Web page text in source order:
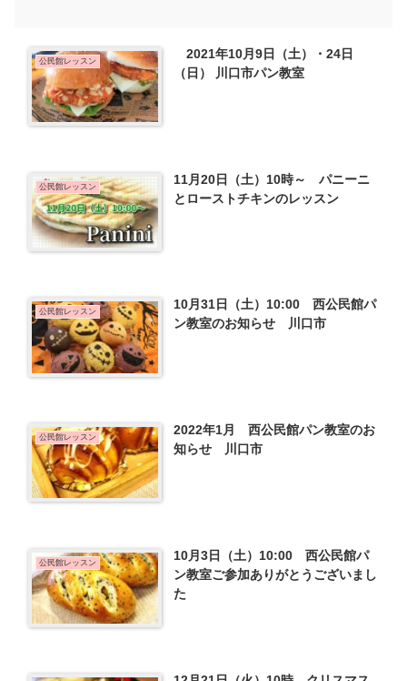
公民館レッスン
2021年10月9日（土）・24日
（日） 川口市パン教室
公民館レッスン
11月20日（土）10時～ パニーニ
とローストチキンのレッスン
公民館レッスン
10月31日（土）10:00 西公民館パ
ン教室のお知らせ 川口市
公民館レッスン
2022年1月 西公民館パン教室のお
知らせ 川口市
公民館レッスン
10月3日（土）10:00 西公民館パ
ン教室ご参加ありがとうございまし
た